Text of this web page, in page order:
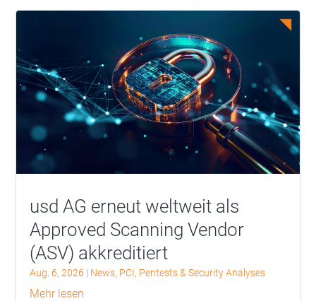
usd AG erneut weltweit als
Approved Scanning Vendor
(ASV) akkreditiert
Aug. 6, 2026 | News, PCI, Pentests & Security Analyses
mehr lesen